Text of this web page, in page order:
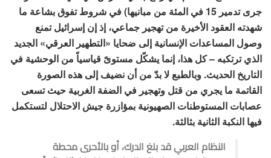
جرى تدمير 15 في المئة من مبانيها) في شروط تفوق بشاعة ما
شهدته العقود الأخيرة من تهجير جماعي، إذ إن إسرائيل تمنع
وصول المساعدات الإنسانية إلى ضحايا «التطهير العرقي» الجديد
الذي ترتكبه – كل هذا، إنما يشكّل مستوىً قياسياً من الوحشية في
التاريخ الحديث. وبالطبع لا بدّ من أن نضيف إلى هذه الصورة
القاتمة ما يجري من قتل وتهجير في الضفة الغربية حيث تسعى
عصابات المستوطنات الصهيونية بمؤازرة جيش الاحتلال لتستكمل
فيها النكبة الثانية بثالثة.
النظام العربي قد بلغ الدرك، أو بالأحرى محطة